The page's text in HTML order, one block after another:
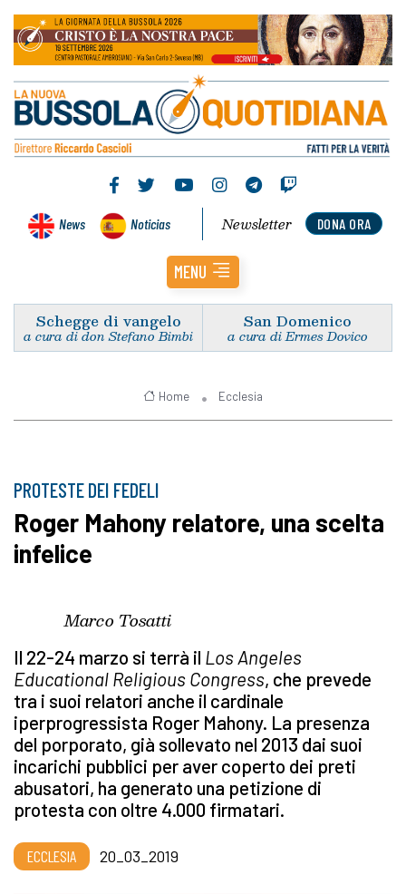
News Noticias DONA ORA
Newsletter
MENU
Schegge di vangelo
a cura di don Stefano Bimbi
San Domenico
a cura di Ermes Dovico
Home Ecclesia
PROTESTE DEI FEDELI
Roger Mahony relatore, una scelta
infelice
Marco Tosatti
Il 22-24 marzo si terrà il Los Angeles
Educational Religious Congress, che prevede
tra i suoi relatori anche il cardinale
iperprogressista Roger Mahony. La presenza
del porporato, già sollevato nel 2013 dai suoi
incarichi pubblici per aver coperto dei preti
abusatori, ha generato una petizione di
protesta con oltre 4.000 firmatari.
ECCLESIA 20_03_2019